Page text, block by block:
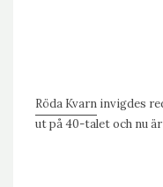
Röda Kvarn invigdes
ut på 40-talet och nu